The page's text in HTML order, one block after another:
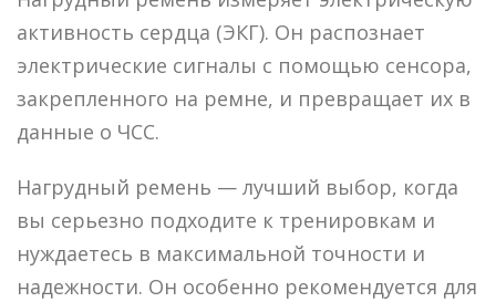
активность сердца (ЭКГ). Он распознает
электрические сигналы с помощью сенсора,
закрепленного на ремне, и превращает их в
данные о ЧСС.
Нагрудный ремень — лучший выбор, когда
вы серьезно подходите к тренировкам и
нуждаетесь в максимальной точности и
надежности. Он особенно рекомендуется для